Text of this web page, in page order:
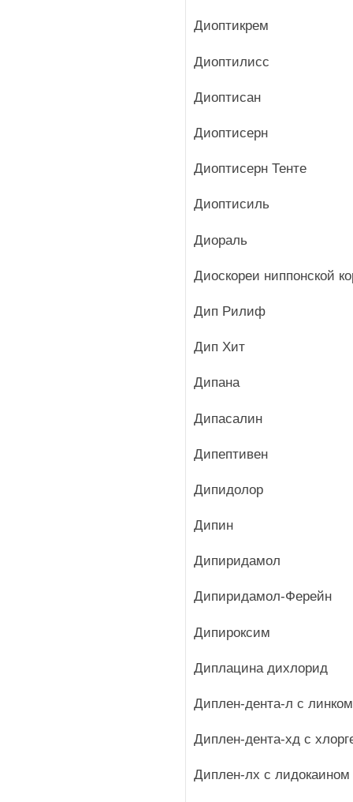
Диоптикрем
Диоптилисс
Диоптисан
Диоптисерн
Диоптисерн Тенте
Диоптисиль
Диораль
Диоскореи ниппонской
Дип Рилиф
Дип Хит
Дипана
Дипасалин
Дипептивен
Дипидолор
Дипин
Дипиридамол
Дипиридамол-Ферейн
Дипироксим
Диплацина дихлорид
Диплен-дента-л с
Диплен-дента-хд с
Диплен-лх с лидокаином